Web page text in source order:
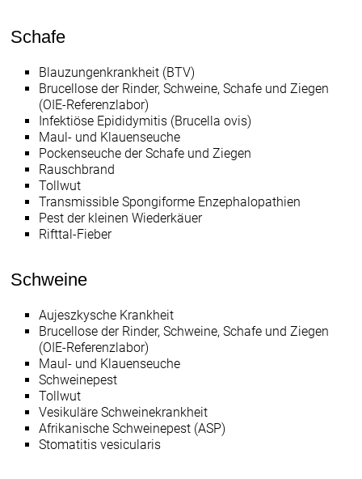
Schafe
Blauzungenkrankheit (BTV)
Brucellose der Rinder, Schweine, Schafe und Ziegen
(OIE-Referenzlabor)
Infektiöse Epididymitis (Brucella ovis)
Maul- und Klauenseuche
Pockenseuche der Schafe und Ziegen
Rauschbrand
Tollwut
Transmissible Spongiforme Enzephalopathien
Pest der kleinen Wiederkäuer
Rifttal-Fieber
Schweine
Aujeszkysche Krankheit
Brucellose der Rinder, Schweine, Schafe und Ziegen
(OIE-Referenzlabor)
Maul- und Klauenseuche
Schweinepest
Tollwut
Vesikuläre Schweinekrankheit
Afrikanische Schweinepest (ASP)
Stomatitis vesicularis